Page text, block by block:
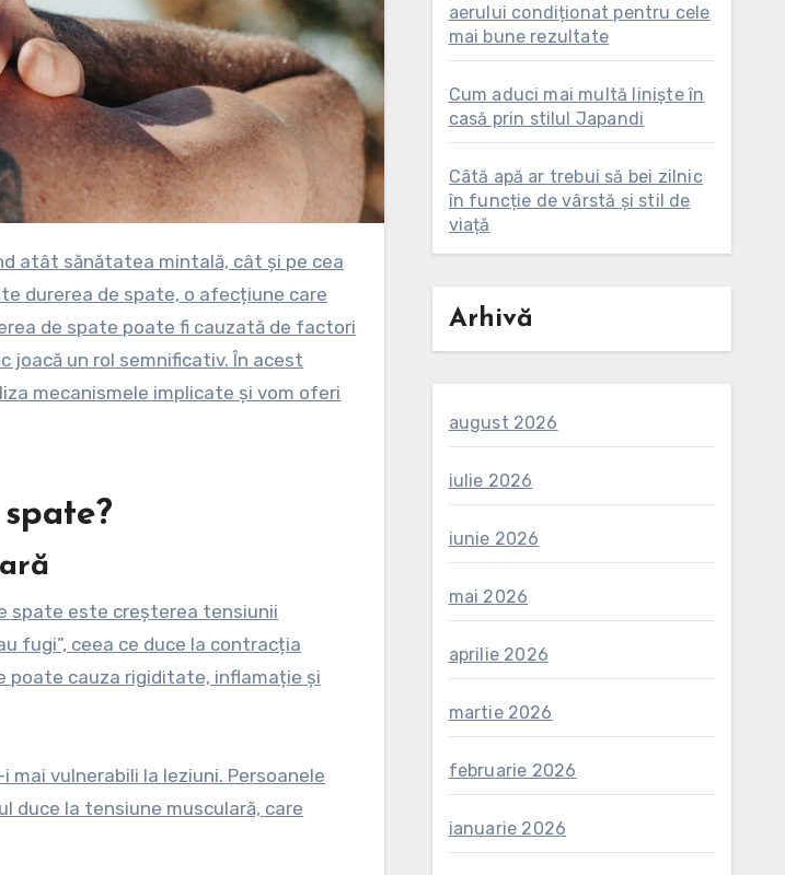
durerea de spate, o afecțiune care
de spate poate fi cauzată de factori
joacă un rol semnificativ. În acest
mecanismele implicate și vom oferi
spate este creșterea tensiunii
fugi”, ceea ce duce la contracția
poate cauza rigiditate, inflamație și
vulnerabili la leziuni. Persoanele
duce la tensiune musculară, care
aerului condiționat pentru cele
mai bune rezultate
Cum aduci mai multă liniște în
casă prin stilul Japandi
Câtă apă ar trebui să bei zilnic
în funcție de vârstă și stil de
viață
Arhivă
august 2026
iulie 2026
iunie 2026
mai 2026
aprilie 2026
martie 2026
februarie 2026
ianuarie 2026